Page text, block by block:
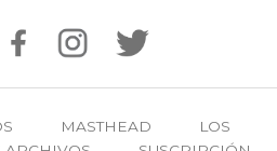
MASTHEAD
LOS